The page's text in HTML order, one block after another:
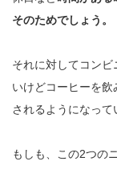
そのためでしょう。
それに対してコン
いけどコーヒーを
されるようになって
もしも、この2つの